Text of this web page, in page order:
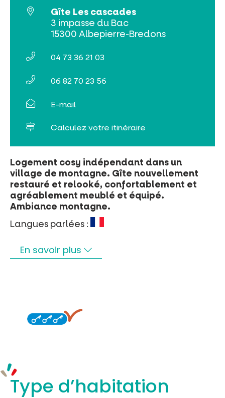
Logement cosy indépendant dans un
village de montagne. Gîte nouvellement
restauré et relooké, confortablement et
agréablement meublé et équipé.
Ambiance montagne.
Langues parlées :
En savoir plus
Type d’habitation
Gîte Les cascades
3 impasse du Bac
15300 Albepierre-Bredons
04 73 36 21 03
06 82 70 23 56
E-mail
Calculez votre itinéraire